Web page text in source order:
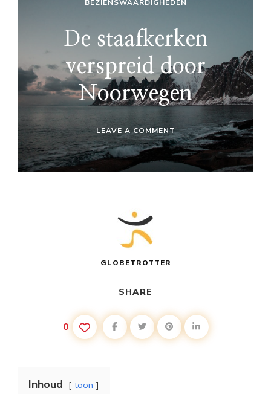
BEZIENSWAARDIGHEDEN
De staafkerken
verspreid door
Noorwegen
LEAVE A COMMENTON
DE
STAAFKERKEN
VERSPREID
DOOR
GLOBETROTTER
SHARE
0
Inhoud toon